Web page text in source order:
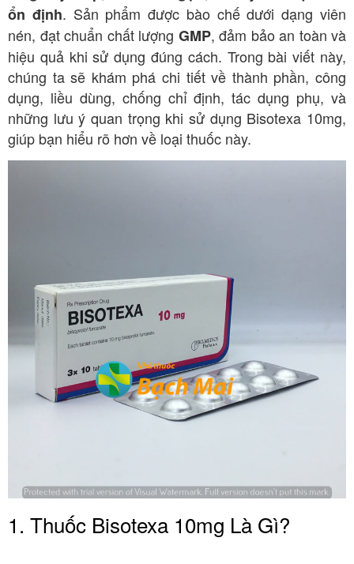
ổn định. Sản phẩm được bào chế dưới dạng viên
nén, đạt chuẩn chất lượng GMP, đảm bảo an toàn và
hiệu quả khi sử dụng đúng cách. Trong bài viết này,
chúng ta sẽ khám phá chi tiết về thành phần, công
dụng, liều dùng, chống chỉ định, tác dụng phụ, và
những lưu ý quan trọng khi sử dụng Bisotexa 10mg,
giúp bạn hiểu rõ hơn về loại thuốc này.
1. Thuốc Bisotexa 10mg Là Gì?